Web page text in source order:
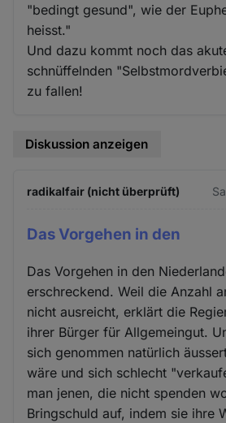
"bedingt gesund", wie der
heisst."
Und dazu kommt noch das
schnüffelnden
zu fallen!
Diskussion anzeigen
radikalfair (nicht überprüft)
Das Vorgehen in den
Das Vorgehen in den
erschreckend. Weil die Anzahl
nicht ausreicht, erklärt die
ihrer Bürger für Allgemeingut.
sich genommen natürlich
wäre und sich schlecht
man jenen, die nicht spenden
Bringschuld auf, indem sie ihre